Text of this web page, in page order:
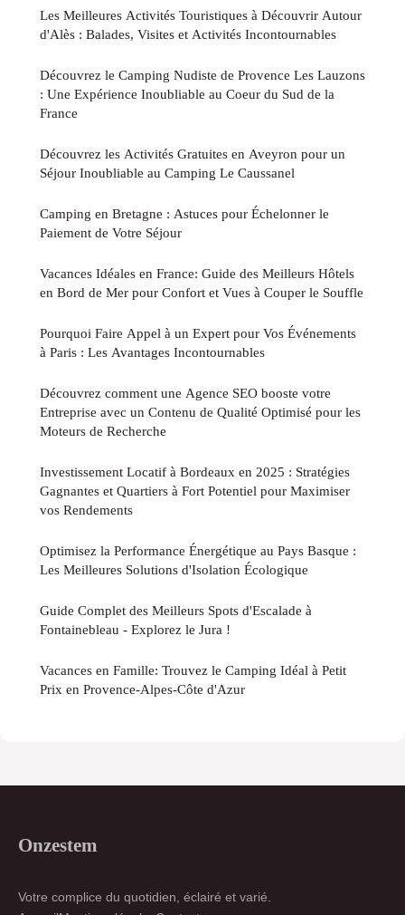
Les Meilleures Activités Touristiques à Découvrir Autour
d'Alès : Balades, Visites et Activités Incontournables
Découvrez le Camping Nudiste de Provence Les Lauzons
: Une Expérience Inoubliable au Coeur du Sud de la
France
Découvrez les Activités Gratuites en Aveyron pour un
Séjour Inoubliable au Camping Le Caussanel
Camping en Bretagne : Astuces pour Échelonner le
Paiement de Votre Séjour
Vacances Idéales en France: Guide des Meilleurs Hôtels
en Bord de Mer pour Confort et Vues à Couper le Souffle
Pourquoi Faire Appel à un Expert pour Vos Événements
à Paris : Les Avantages Incontournables
Découvrez comment une Agence SEO booste votre
Entreprise avec un Contenu de Qualité Optimisé pour les
Moteurs de Recherche
Investissement Locatif à Bordeaux en 2025 : Stratégies
Gagnantes et Quartiers à Fort Potentiel pour Maximiser
vos Rendements
Optimisez la Performance Énergétique au Pays Basque :
Les Meilleures Solutions d'Isolation Écologique
Guide Complet des Meilleurs Spots d'Escalade à
Fontainebleau - Explorez le Jura !
Vacances en Famille: Trouvez le Camping Idéal à Petit
Prix en Provence-Alpes-Côte d'Azur
Onzestem
Votre complice du quotidien, éclairé et varié.